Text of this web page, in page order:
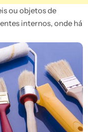
ou objetos de
internos, onde há